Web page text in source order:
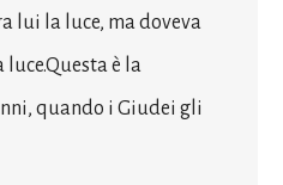
lui la luce, ma doveva
è la
quando i Giudei gli